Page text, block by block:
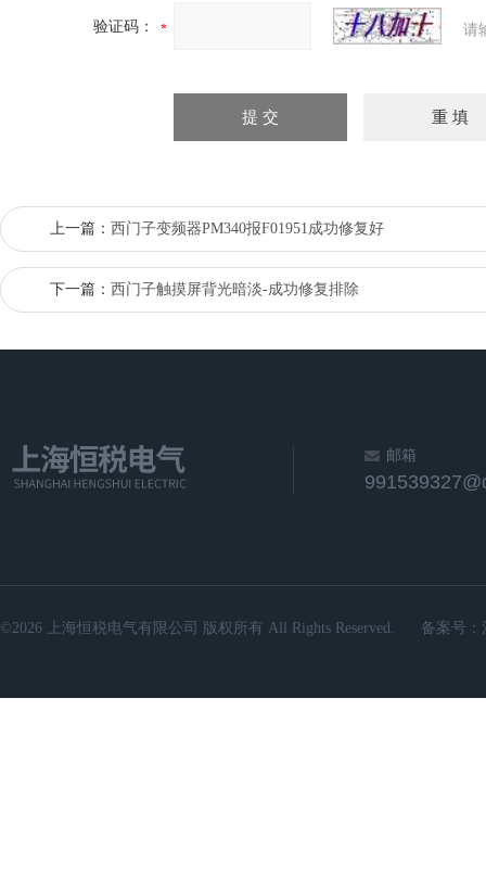
验证码： 请
上一篇： 西门子变频器PM340报F01951成功修复好
下一篇： 西门子触摸屏背光暗淡-成功修复排除
邮箱
©2026 上海恒税电气有限公司 版权所有 All Rights Reserved. 备案号：